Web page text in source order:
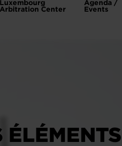
Luxembourg
Arbitration Center
Agenda /
Events